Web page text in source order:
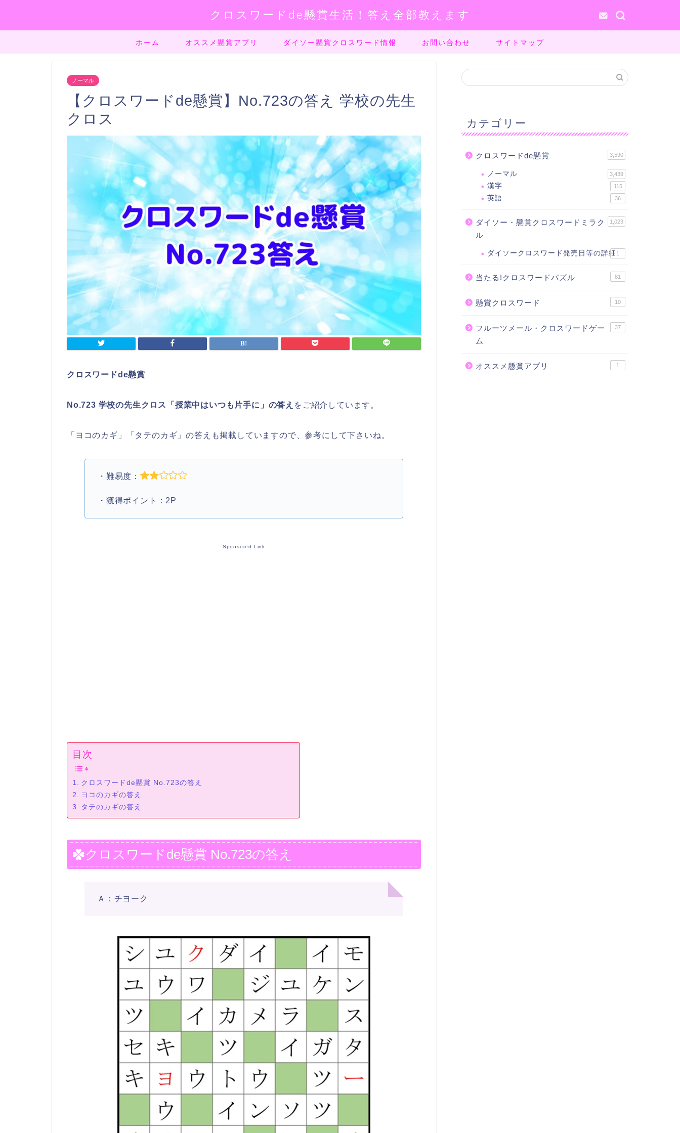
クロスワードde懸賞生活！答え全部教えます
ホーム オススメ懸賞アプリ ダイソー懸賞クロスワード情報 お問い合わせ サイトマップ
ノーマル
【クロスワードde懸賞】No.723の答え 学校の先生
クロス
クロスワードde懸賞
No.723 学校の先生クロス「授業中はいつも片手に」の答え をご紹介しています。
「ヨコのカギ」「タテのカギ」の答えも掲載していますので、参考にして下さいね。
・難易度：
・獲得ポイント：2P
Sponsored Link
目次
クロスワードde懸賞 No.723の答え
ヨコのカギの答え
タテのカギの答え
クロスワードde懸賞 No.723の答え
Ａ：チヨーク
カテゴリー
クロスワードde懸賞 3,590
ノーマル 3,439
漢字 115
英語 36
ダイソー・懸賞クロスワードミラク
ル
1,023
ダイソークロスワード発売日等の詳細 1
当たる!クロスワードパズル 81
懸賞クロスワード 10
フルーツメール・クロスワードゲー
ム
37
オススメ懸賞アプリ 1